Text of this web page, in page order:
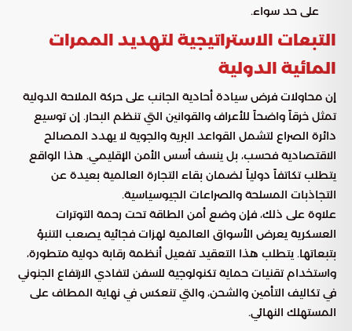
على حد سواء.
التبعات الاستراتيجية لتهديد الممرات
المائية الدولية
إن محاولات فرض سيادة أحادية الجانب على حركة الملاحة الدولية
تمثل خرقاً واضحاً للأعراف والقوانين التي تنظم البحار. إن توسيع
دائرة الصراع لتشمل القواعد البرية والجوية لا يهدد المصالح
الاقتصادية فحسب، بل ينسف أسس الأمن الإقليمي. هذا الواقع
يتطلب تكاتفاً دولياً لضمان بقاء التجارة العالمية بعيدة عن
التجاذبات المسلحة والصراعات الجيوسياسية.
علاوة على ذلك، فإن وضع أمن الطاقة تحت رحمة التوترات
العسكرية يعرض الأسواق العالمية لهزات فجائية يصعب التنبؤ
بتبعاتها. يتطلب هذا التعقيد تفعيل أنظمة رقابة دولية متطورة،
واستخدام تقنيات حماية تكنولوجية للسفن لتفادي الارتفاع الجنوني
في تكاليف التأمين والشحن، والتي تنعكس في نهاية المطاف على
المستهلك النهائي.